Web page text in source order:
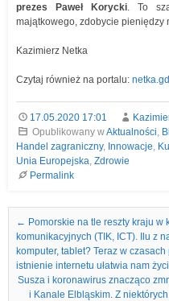
prezes Paweł Korycki. To
majątkowego, zdobycie pieniędzy
Kazimierz Netka
Czytaj również na portalu:
17.05.2020 17:01
Opublikowany wAktualności
Handel zagraniczny, Innowacje
Unia Europejska Zdrowie
Permalink
Nawigacja we wpisach
← Pomorskie na tle reszty kraju
komunikacyjnych (TIK, ICT). Ilu z
komputer, tablet? Teraz w
istnienie internetu ułatwia nam
Susza i koronawirus znacząco
i Kanale Elbląskim. Z